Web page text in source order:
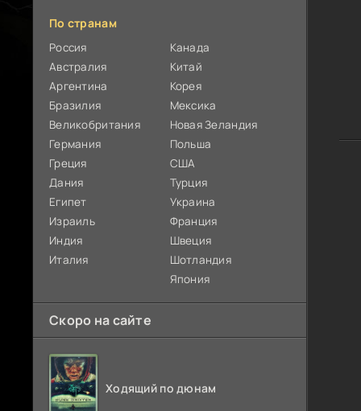
По странам
Россия
Австралия
Аргентина
Бразилия
Великобритания
Германия
Греция
Дания
Египет
Израиль
Индия
Италия
Канада
Китай
Корея
Мексика
Новая Зеландия
Польша
США
Турция
Украина
Франция
Швеция
Шотландия
Япония
Скоро на сайте
Ходящий по дюнам